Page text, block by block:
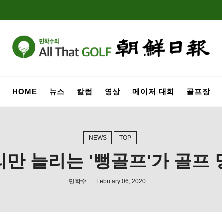
HOME 뉴스 칼럼 영상 메이저 대회 골프장
NEWS TOP
만 늘리는 '뻥골프'가 골프
민학수 February 06, 2020